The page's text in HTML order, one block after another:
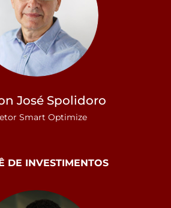
José Spolidoro
Smart Optimize
DE INVESTIMENTOS